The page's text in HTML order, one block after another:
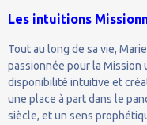
Les intuitions
Tout au long de sa vie,
passionnée pour la Mission
disponibilité intuitive et
une place à part dans le
siècle, et un sens